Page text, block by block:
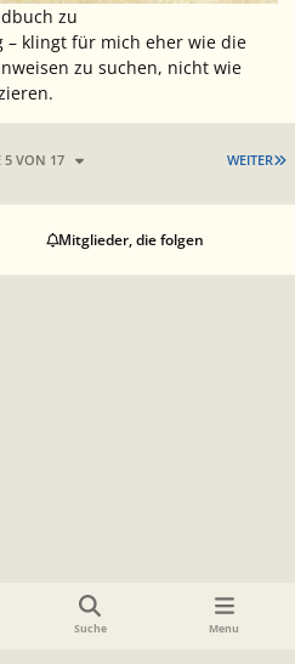
zu
– klingt für mich eher wie die
zu suchen, nicht wie
WEITER
5 VON 17
Mitglieder, die folgen
Suche Menu